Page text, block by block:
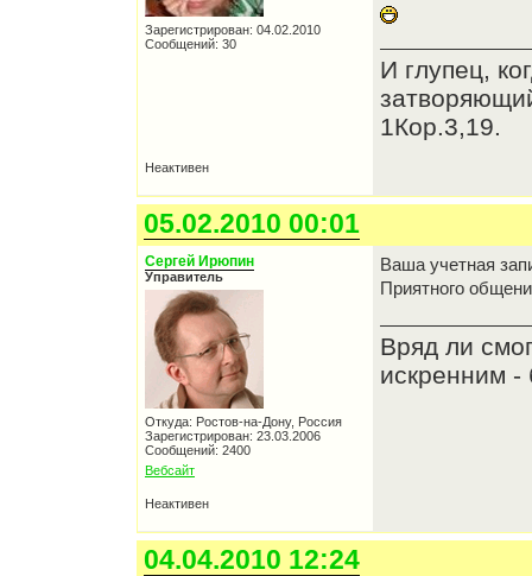
Зарегистрирован: 04.02.2010
Сообщений: 30
И глупец,
1Кор.3,19.
Неактивен
05.02.2010 00:01
Сергей Ирюпин
Управитель
Откуда: Ростов-на-Дону, Россия
Зарегистрирован: 23.03.2006
Сообщений: 2400
Вебсайт
Ваша учетная
Приятного
Вряд ли
искренним -
Неактивен
04.04.2010 12:24